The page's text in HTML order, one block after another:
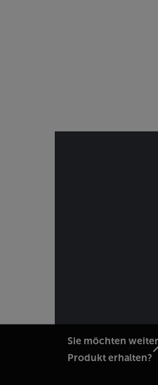
Sie möchten
Produkt erhalten?